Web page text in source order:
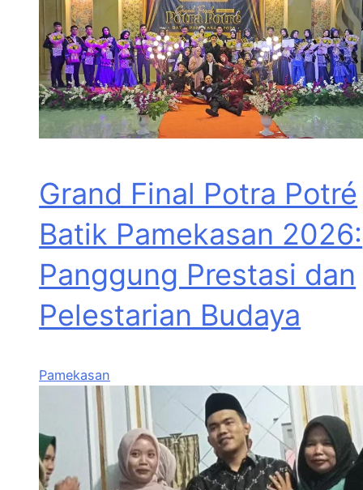
Grand Final Potra Potré
Batik Pamekasan 2026:
Panggung Prestasi dan
Pelestarian Budaya
Pamekasan